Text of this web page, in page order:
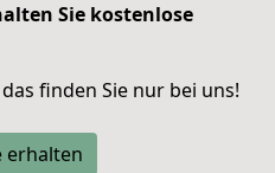
Sie kostenlose
das finden Sie nur bei uns!
erhalten